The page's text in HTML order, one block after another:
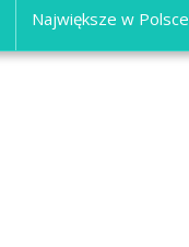
Największe w Polsce